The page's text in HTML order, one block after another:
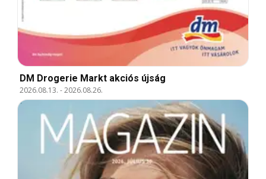
DM Drogerie Markt akciós újság
2026.08.13. -2026.08.26.